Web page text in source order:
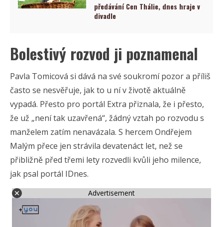
předávání Cen Thálie, dnes hraje v
divadle
Bolestivý rozvod ji poznamenal
Pavla Tomicová si dává na své soukromí pozor a příliš
často se nesvěřuje, jak to u ní v životě aktuálně
vypadá. Přesto pro portál Extra přiznala, že i přesto,
že už „není tak uzavřená“, žádný vztah po rozvodu s
manželem zatím nenavázala. S hercem Ondřejem
Malým přece jen strávila devatenáct let, než se
přibližně před třemi lety rozvedli kvůli jeho milence,
jak psal portál IDnes.
Advertisement